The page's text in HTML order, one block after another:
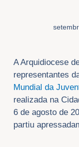
A Arquidiocese
representantes
Mundial da
realizada na
6 de agosto de
partiu